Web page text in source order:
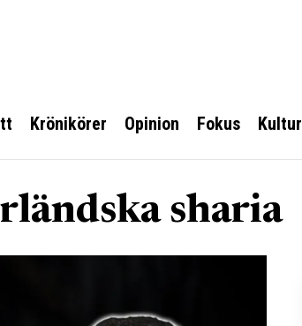
Krönikörer Opinion Fokus Kultur
sharia